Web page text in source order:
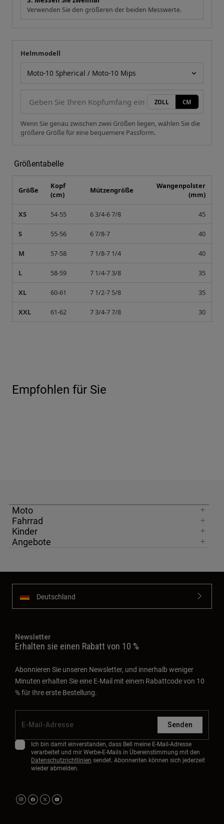
Verwenden Sie den größeren der beiden Messwerte.
Ihre Messung
Helmmodell
ZOLL CM
Wenn Sie genau zwischen zwei Größen liegen, wählen Sie die
größere Größe für eine bequemere Passform.
Größentabelle
Größe
Kopf
(cm)
Mützengröße
Wangenpolster
(mm)
XS 54-55 6 3/4-6 7/8 45
S 55-56 6 7/8-7 40
M 57-58 7 1/8-7 1/4 40
L 58-59 7 1/4-7 3/8 35
XL 60-61 7 1/2-7 5/8 35
XXL 61-62 7 3/4-7 7/8 30
Empfohlen für Sie
Moto
Fahrrad
Kinder
Angebote
Deutschland
Newsletter
Erhalten sie einen Rabatt von 10 %
Abonnieren Sie unseren Newsletter, und innerhalb weniger
Minuten erhalten Sie eine E-Mail mit einem Rabattcode von 10
% für Ihre erste Bestellung.
Senden
Ich bin damit einverstanden, dass Bell meine E-Mail-Adresse
verarbeitet und mir Werbe-E-Mails in Übereinstimmung mit den
Datenschutzrichtlinien sendet. Abonnenten können sich jederzeit
wieder abmelden.